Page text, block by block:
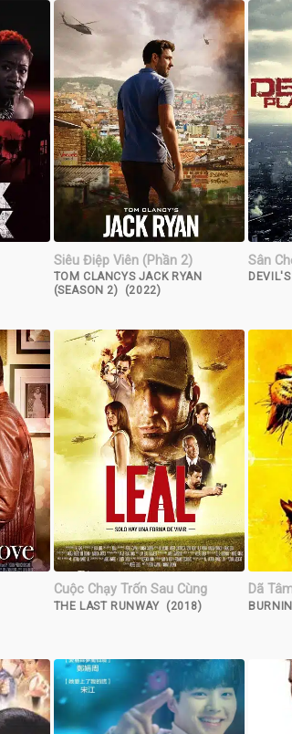
Siêu Điệp Viên (Phần 2)
TOM CLANCYS JACK RYAN
(SEASON 2) (2022)
Sân
Cuộc Chạy Trốn Sau Cùng
THE LAST RUNWAY (2018)
Dã